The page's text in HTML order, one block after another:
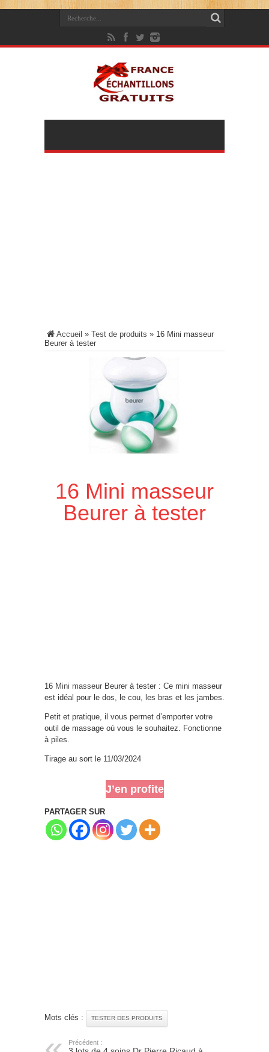
Accueil » Test de produits » 16 Mini masseur
Beurer à tester
16 Mini masseur
Beurer à tester
16 Mini masseur Beurer à tester : Ce mini masseur
est idéal pour le dos, le cou, les bras et les jambes.
Petit et pratique, il vous permet d’emporter votre
outil de massage où vous le souhaitez. Fonctionne
à piles.
Tirage au sort le 11/03/2024
J’en profite
PARTAGER SUR
Mots clés : TESTER DES PRODUITS
Précédent :